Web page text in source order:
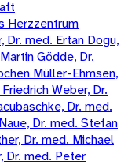
Herzzentrum
Dr. med. Ertan Dogu,
Gödde, Dr.
Müller-Ehmsen,
Weber, Dr.
Dr. med.
Dr. med. Stefan
Dr. med. Michael
Dr. med. Peter